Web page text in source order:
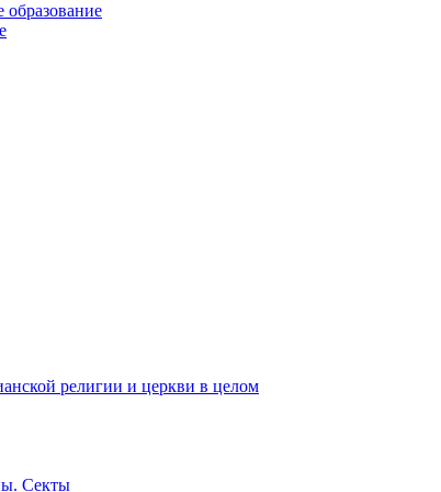
образование
религии и церкви в целом
Секты